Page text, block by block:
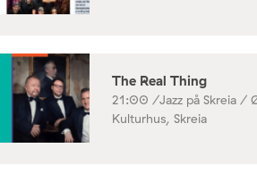
The Real Thing
21:00 /Jazz på Skreia /
Kulturhus, Skreia